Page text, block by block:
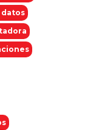
datos